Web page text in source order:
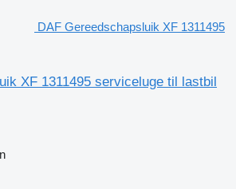
DAF Gereedschapsluik XF 1311495
XF 1311495 serviceluge til lastbil